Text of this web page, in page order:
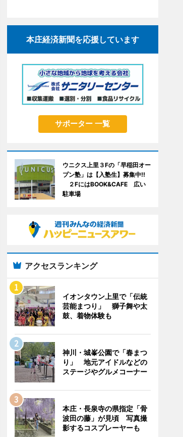
本庄経済新聞を応援しています
サポーター 一覧
ウニクス上里３Fの「早稲田オー
プン塾」は【入塾生】募集中!!
２FにはBOOK&CAFE 広い
駐車場
アクセスランキング
イオンタウン上里で「伝統
芸能まつり」 獅子舞や太
鼓、着物体験も
神川・城峯公園で「春まつ
り」 地元アイドルなどの
ステージやグルメコーナー
本庄・長泉寺の県指定「骨
波田の藤」が見頃 写真撮
影するコスプレーヤーも